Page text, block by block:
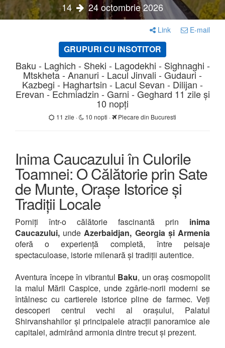
14 24 octombrie 2026
Link E-mail
GRUPURI CU INSOTITOR
Baku - Laghich - Sheki - Lagodekhi - Sighnaghi -
Mtskheta - Ananuri - Lacul Jinvali - Gudauri -
Kazbegi - Haghartsin - Lacul Sevan - Dilijan -
Erevan - Echmiadzin - Garni - Geghard 11 zile și
10 nopți
11 zile · 10 nopti · Plecare din Bucuresti
Inima Caucazului în Culorile
Toamnei: O Călătorie prin Sate
de Munte, Orașe Istorice și
Tradiții Locale
Porniți într-o călătorie fascinantă prin inima
Caucazului, undeAzerbaidjan, Georgia și Armenia
oferă o experiență completă, între peisaje
spectaculoase, istorie milenară și tradiții autentice.
Aventura începe în vibrantul Baku, un oraș cosmopolit
la malul Mării Caspice, unde zgârie-norii moderni se
întâlnesc cu cartierele istorice pline de farmec. Veți
descoperi centrul vechi al orașului, Palatul
Shirvanshahilor și principalele atracții panoramice ale
capitalei, admirând armonia dintre trecut și prezent.